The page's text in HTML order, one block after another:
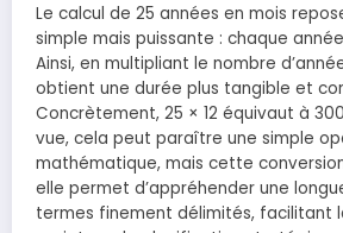
Le calcul de 25 années en mois
simple mais puissante : chaque
Ainsi, en multipliant le nombre
obtient une durée plus tangible et
Concrètement, 25 × 12 équivaut à
vue, cela peut paraître une simple
mathématique, mais cette
elle permet d’appréhender une
termes finement délimités, facilitant